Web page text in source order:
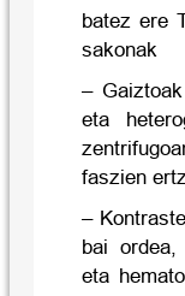
batez ere
sakonak
–
eta
faszien
–
bai
eta